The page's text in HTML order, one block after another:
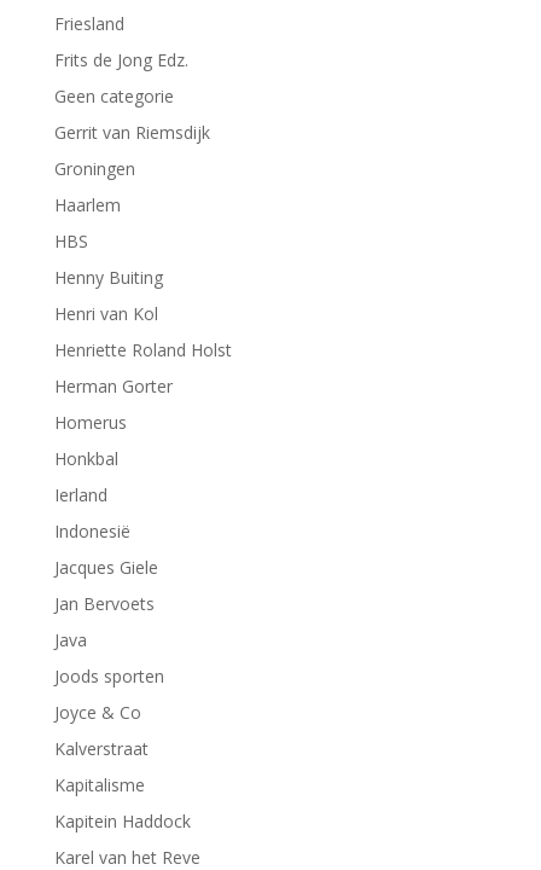
Friesland
Frits de Jong Edz.
Geen categorie
Gerrit van Riemsdijk
Groningen
Haarlem
HBS
Henny Buiting
Henri van Kol
Henriette Roland Holst
Herman Gorter
Homerus
Honkbal
Ierland
Indonesië
Jacques Giele
Jan Bervoets
Java
Joods sporten
Joyce & Co
Kalverstraat
Kapitalisme
Kapitein Haddock
Karel van het Reve